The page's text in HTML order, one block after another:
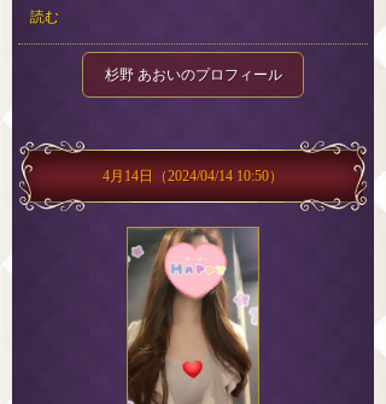
読む
杉野 あおいのプロフィール
4月14日 （2024/04/14 10:50）